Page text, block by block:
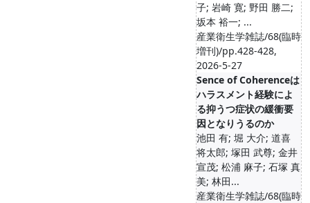
子; 岩崎 寛; 野田 勝二;
坂本 裕一; ...
産業衛生学雑誌/68(臨時
増刊)/pp.428-428,
2026-5-27
Sence of Coherenceは
ハラスメント経験によ
る抑うつ症状の緩衝要
因となりうるのか
池田 有; 堀 大介; 道喜
将太郎; 塚田 武尊; 金井
宣茂; 松浦 麻子; 石塚 真
美; 林田...
産業衛生学雑誌/68(臨時